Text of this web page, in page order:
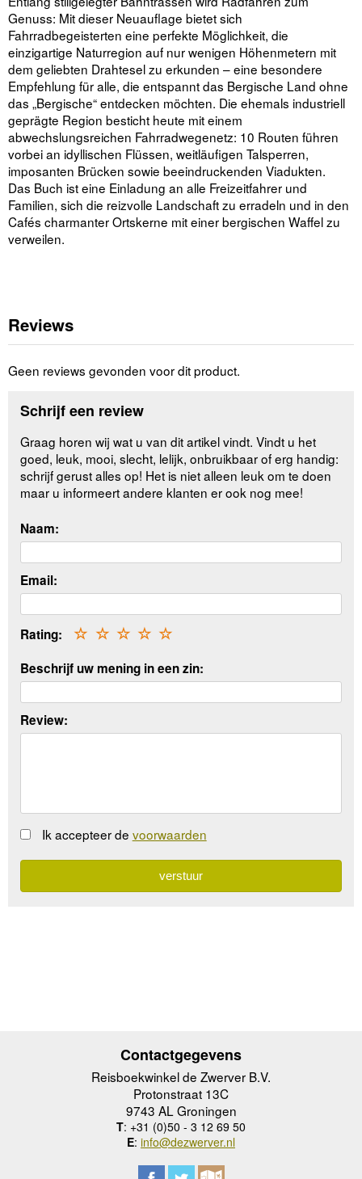
Genuss: Mit dieser Neuauflage bietet sich
Fahrradbegeisterten eine perfekte Möglichkeit, die
einzigartige Naturregion auf nur wenigen Höhenmetern mit
dem geliebten Drahtesel zu erkunden – eine besondere
Empfehlung für alle, die entspannt das Bergische Land ohne
das „Bergische“ entdecken möchten. Die ehemals industriell
geprägte Region besticht heute mit einem
abwechslungsreichen Fahrradwegenetz: 10 Routen führen
vorbei an idyllischen Flüssen, weitläufigen Talsperren,
imposanten Brücken sowie beeindruckenden Viadukten.
Das Buch ist eine Einladung an alle Freizeitfahrer und
Familien, sich die reizvolle Landschaft zu erradeln und in den
Cafés charmanter Ortskerne mit einer bergischen Waffel zu
verweilen.
Reviews
Geen reviews gevonden voor dit product.
Schrijf een review
Graag horen wij wat u van dit artikel vindt. Vindt u het
goed, leuk, mooi, slecht, lelijk, onbruikbaar of erg handig:
schrijf gerust alles op! Het is niet alleen leuk om te doen
maar u informeert andere klanten er ook nog mee!
Naam:
Email:
Rating: ☆
☆
☆
☆
☆
Beschrijf uw mening in een zin:
Review:
Ik accepteer de voorwaarden
Contactgegevens
Reisboekwinkel de Zwerver B.V.
Protonstraat 13C
9743 AL Groningen
T: +31 (0)50 - 3 12 69 50
E: info@dezwerver.nl